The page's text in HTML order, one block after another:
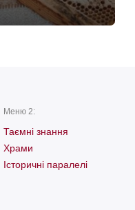
Меню 2:
Таємні знання
Храми
Історичні паралелі